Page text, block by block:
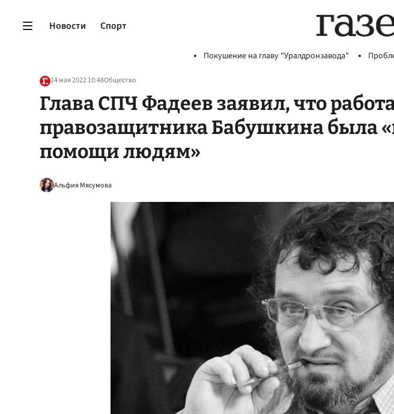
Новости Спорт
Покушение на главу "Уралдронзавода"
14 мая 2022 10:48Общество
Глава СПЧ Фадеев заявил, что
правозащитника Бабушкина была
помощи людям»
Альфия Мясумова